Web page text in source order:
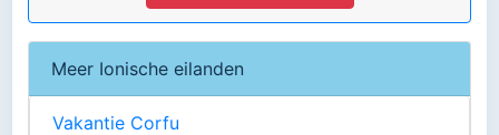
Meer Ionische eilanden
Vakantie Corfu